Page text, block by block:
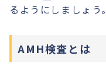
るようにしましょう。
AMH検査とは